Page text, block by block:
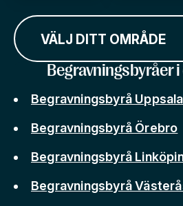
VÄLJ DITT OMRÅDE
Begravningsbyråer
Begravningsbyrå Uppsala
Begravningsbyrå Örebro
Begravningsbyrå
Begravningsbyrå